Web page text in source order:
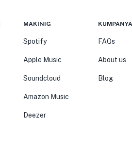
MAKINIG
Spotify
Apple Music
Soundcloud
Amazon Music
Deezer
KUMPANYA
FAQs
About us
Blog